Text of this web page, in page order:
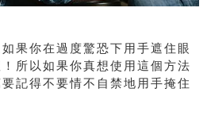
果你在過度驚恐下用手遮住眼
所以如果你真想使用這個方法
記得不要情不自禁地用手掩住